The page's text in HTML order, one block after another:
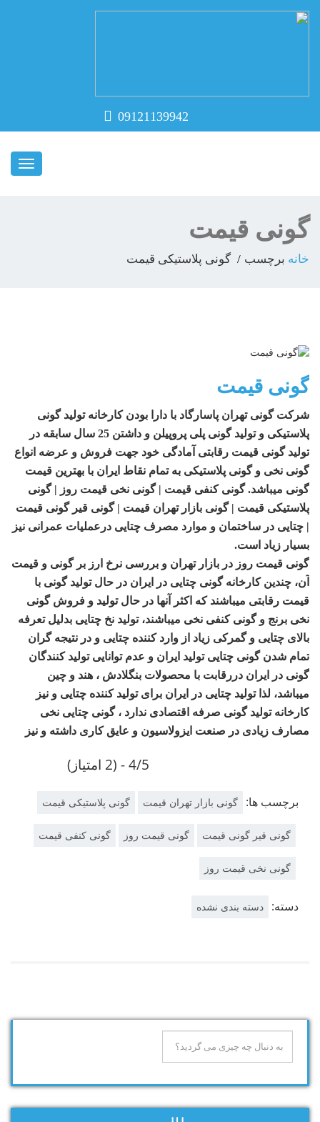
09121139942
ناوبری
گونی قیمت
خانه برچسب گونی پلاستیکی قیمت
گونی قیمت
شرکت گونی تهران پاسارگاد با دارا بودن کارخانه تولید گونی
پلاستیکی و تولید گونی پلی پروپیلن و داشتن 25 سال سابقه در
تولید گونی قیمت رقابتی آمادگی خود جهت فروش و عرضه انواع
گونی نخی و گونی پلاستیکی به تمام نقاط ایران با بهترین قیمت
گونی میباشد. گونی کنفی قیمت | گونی نخی قیمت روز | گونی
پلاستیکی قیمت | گونی بازار تهران قیمت | گونی قیر گونی قیمت
| چتایی در ساختمان و موارد مصرف چتایی درعملیات عمرانی نیز
بسیار زیاد است.
گونی قیمت روز در بازار تهران و بررسی نرخ ارز بر گونی و قیمت
آن، چندین کارخانه گونی چتایی در ایران در حال تولید گونی با
قیمت رقابتی میباشند که اکثر آنها در حال تولید و فروش گونی
نخی برنج و گونی کنفی نخی میباشند، تولید نخ چتایی بدلیل تعرفه
بالای چتایی و گمرکی زیاد از وارد کننده چتایی و در نتیجه گران
تمام شدن گونی چتایی تولید ایران و عدم توانایی تولید کنندگان
گونی در ایران دررقابت با محصولات بنگلادش ، هند و چین
میباشد، لذا تولید چتایی در ایران برای تولید کننده چتایی و نیز
کارخانه تولید گونی صرفه اقتصادی ندارد ، گونی چتایی نخی
مصارف زیادی در صنعت ایزولاسیون و عایق کاری داشته و نیز
4/5 - (2 امتیاز)
برچسب ها: گونی بازار تهران قیمت گونی پلاستیکی قیمت
گونی قیر گونی قیمت گونی قیمت روز گونی کنفی قیمت
گونی نخی قیمت روز
دسته: دسته بندی نشده